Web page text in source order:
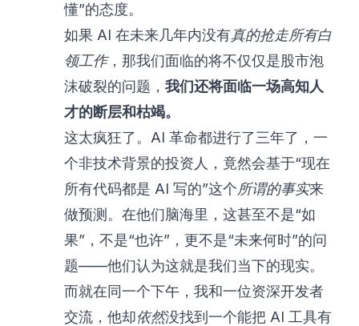
懂”的态度。
如果 AI 在未来几年内没有真的抢走所有白
领工作，那我们面临的将不仅仅是股市泡
沫破裂的问题， 我们还将面临一场高知人
才的断层和枯竭。
这太疯狂了。AI 革命都进行了三年了，一
个非技术背景的投资人，竟然会基于“现在
所有代码都是 AI 写的”这个所谓的事实来
做预测。在他们脑海里，这甚至不是“如
果”，不是“也许”，更不是“未来何时”的问
题——他们认为这就是我们当下的现实。
而就在同一个下午，我和一位资深开发者
交流，他却依然没找到一个能把 AI 工具有